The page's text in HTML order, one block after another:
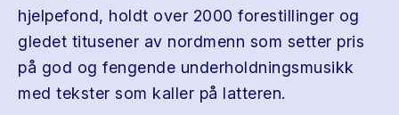
hjelpefond, holdt over 2000 forestillinger og
gledet titusener av nordmenn som setter pris
på god og fengende underholdningsmusikk
med tekster som kaller på latteren.